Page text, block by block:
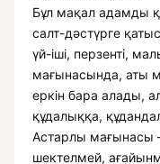
Бұл мақал адамды
салт-дәстүрге
үй-іші, перзенті,
мағынасында, аты
еркін бара алады,
құдалыққа,
Астарлы мағынасы
шектелмей,